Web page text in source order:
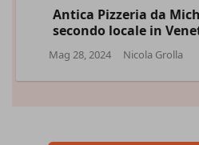
Antica Pizzeria da
secondo locale in
Mag 28, 2024 Nicola Grolla